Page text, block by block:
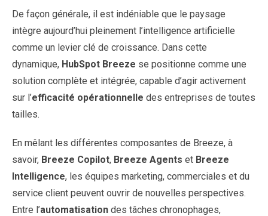
De façon générale, il est indéniable que le paysage
intègre aujourd’hui pleinement l’intelligence artificielle
comme un levier clé de croissance. Dans cette
dynamique, HubSpot Breeze se positionne comme une
solution complète et intégrée, capable d’agir activement
sur l’efficacité opérationnelle des entreprises de toutes
tailles.
En mêlant les différentes composantes de Breeze, à
savoir, Breeze Copilot, Breeze Agents et Breeze
Intelligence, les équipes marketing, commerciales et du
service client peuvent ouvrir de nouvelles perspectives.
Entre l’automatisation des tâches chronophages,